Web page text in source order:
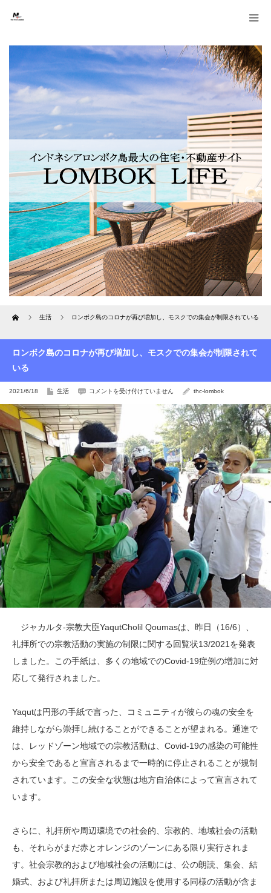
Home 生活 ロンボク島のコロナが再び増加し、モスクでの集会が制限されている
ロンボク島のコロナが再び増加し、モスクでの集会が制限されて
いる
2021/6/18 生活
ロ
ク
島
の
コ
が
再
び
増
加
し、
モ
ス
ク
で
の
集
会
が
限
さ
れ
て
る
は
コメントを受け付けていません thc-lombok
ジャカルタ-宗教大臣YaqutCholil Qoumasは、昨日（16/6）、
礼拝所での宗教活動の実施の制限に関する回覧状13/2021を発表
しました。この手紙は、多くの地域でのCovid-19症例の増加に対
応して発行されました。
Yaqutは円形の手紙で言った、コミュニティが彼らの魂の安全を
維持しながら崇拝し続けることができることが望まれる。通達で
は、レッドゾーン地域での宗教活動は、Covid-19の感染の可能性
から安全であると宣言されるまで一時的に停止されることが規制
されています。この安全な状態は地方自治体によって宣言されて
います。
さらに、礼拝所や周辺環境での社会的、宗教的、地域社会の活動
も、それらがまだ赤とオレンジのゾーンにある限り実行されま
す。社会宗教的および地域社会の活動には、公の朗読、集会、結
婚式、および礼拝所または周辺施設を使用する同様の活動が含ま